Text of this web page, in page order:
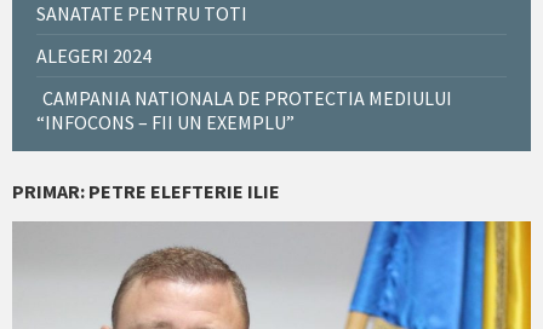
SANATATE PENTRU TOTI
ALEGERI 2024
CAMPANIA NATIONALA DE PROTECTIA MEDIULUI
“INFOCONS – FII UN EXEMPLU”
PRIMAR: PETRE ELEFTERIE ILIE